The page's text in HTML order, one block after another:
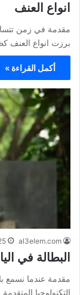
انواع العنف
مقدمة في زمن
برزت انواع العنف
أكمل القراءة »
al3elem.com
البطالة في
مقدمة عندما نسمع
التكنولوجيا